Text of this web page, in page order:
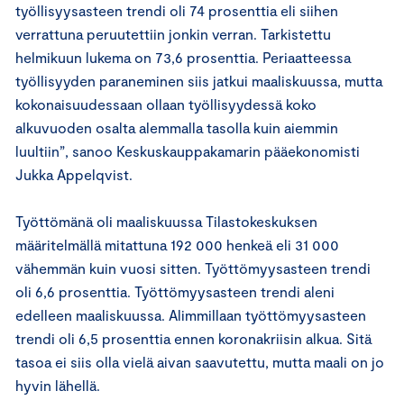
työllisyysasteen trendi oli 74 prosenttia eli siihen
verrattuna peruutettiin jonkin verran. Tarkistettu
helmikuun lukema on 73,6 prosenttia. Periaatteessa
työllisyyden paraneminen siis jatkui maaliskuussa, mutta
kokonaisuudessaan ollaan työllisyydessä koko
alkuvuoden osalta alemmalla tasolla kuin aiemmin
luultiin”, sanoo Keskuskauppakamarin pääekonomisti
Jukka Appelqvist.
Työttömänä oli maaliskuussa Tilastokeskuksen
määritelmällä mitattuna 192 000 henkeä eli 31 000
vähemmän kuin vuosi sitten. Työttömyysasteen trendi
oli 6,6 prosenttia. Työttömyysasteen trendi aleni
edelleen maaliskuussa. Alimmillaan työttömyysasteen
trendi oli 6,5 prosenttia ennen koronakriisin alkua. Sitä
tasoa ei siis olla vielä aivan saavutettu, mutta maali on jo
hyvin lähellä.